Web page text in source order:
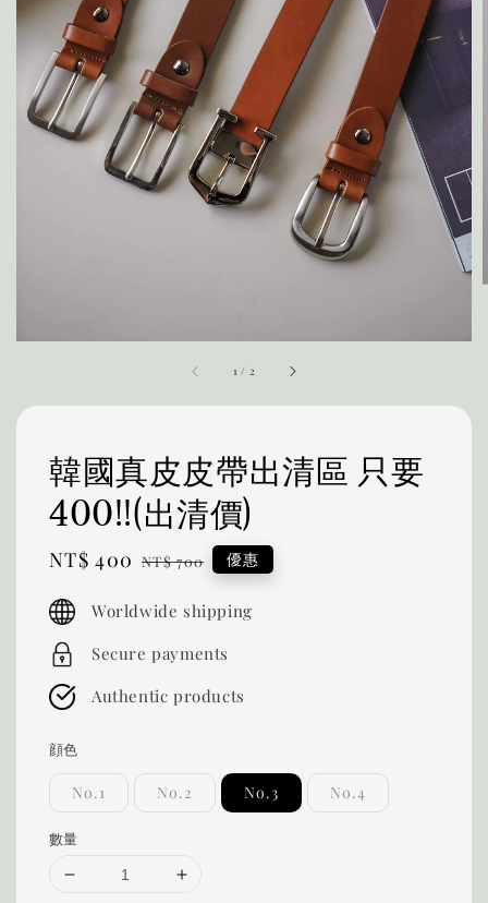
1 / 2
韓國真皮皮帶出清區 只要
400!!(出清價)
Sale
NT$ 400 Regular
NT$ 700 優惠
Worldwide shipping
Secure payments
Authentic products
顔色
No.1 No.2 No.3 No.4
數量